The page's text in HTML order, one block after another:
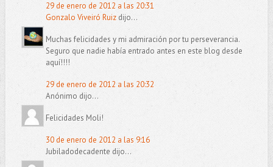
29 de enero de 2012 a las 20:31
Gonzalo Viveiró Ruizdijo...
Muchas felicidades y mi admiración por tu perseverancia.
Seguro que nadie había entrado antes en este blog desde
aquí!!!!
29 de enero de 2012 a las 20:32
Anónimo dijo...
Felicidades Moli!
30 de enero de 2012 a las 9:16
Jubiladodecadente dijo...